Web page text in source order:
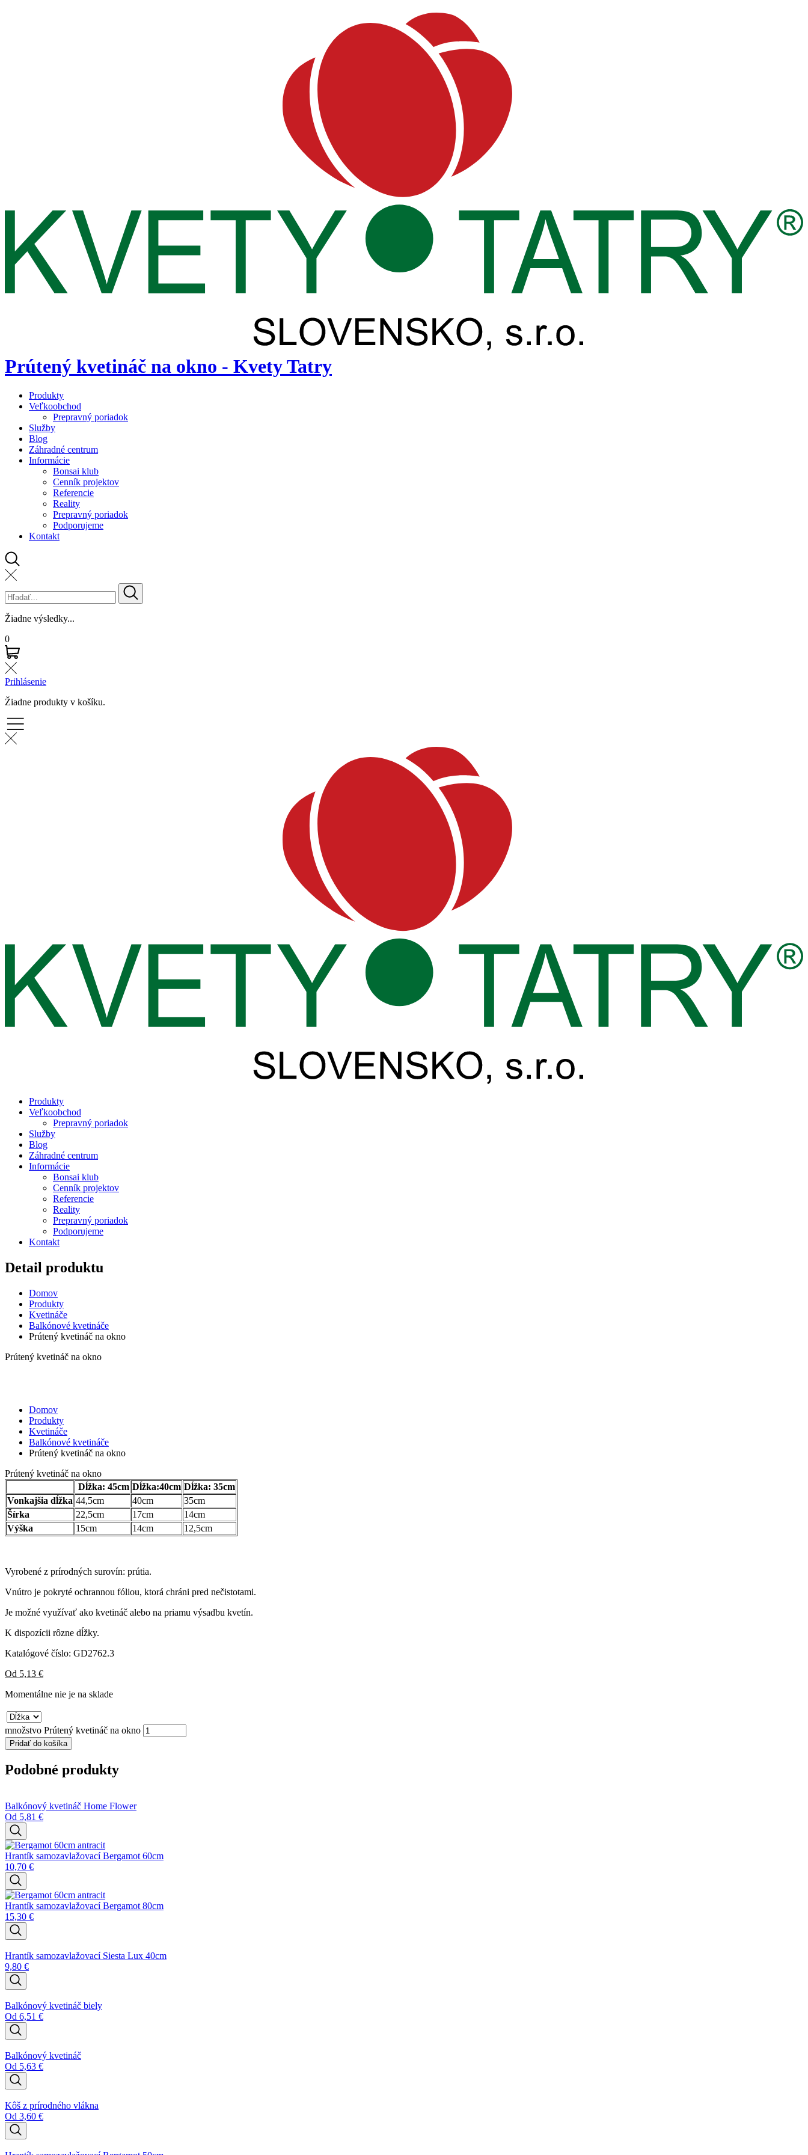
Prútený kvetináč na okno - Kvety Tatry
Produkty
Veľkoobchod
Prepravný poriadok
Služby
Blog
Záhradné centrum
Informácie
Bonsai klub
Cenník projektov
Referencie
Reality
Prepravný poriadok
Podporujeme
Kontakt
Žiadne výsledky...
0
Prihlásenie
Žiadne produkty v košíku.
Produkty
Veľkoobchod
Prepravný poriadok
Služby
Blog
Záhradné centrum
Informácie
Bonsai klub
Cenník projektov
Referencie
Reality
Prepravný poriadok
Podporujeme
Kontakt
Detail produktu
Domov
Produkty
Kvetináče
Balkónové kvetináče
Prútený kvetináč na okno
Prútený kvetináč na okno
Domov
Produkty
Kvetináče
Balkónové kvetináče
Prútený kvetináč na okno
Prútený kvetináč na okno
Dĺžka: 45cm Dĺžka:40cm Dĺžka: 35cm
Vonkajšia dĺžka 44,5cm 40cm
35cm
Šírka
22,5cm 17cm
14cm
Výška
15cm 14cm 12,5cm
Vyrobené z prírodných surovín: prútia.
Vnútro je pokryté ochrannou fóliou, ktorá chráni pred nečistotami.
Je možné využívať ako kvetináč alebo na priamu výsadbu kvetín.
K dispozícii rôzne dĺžky.
Katalógové číslo: GD2762.3
Od 5,13 €
Momentálne nie je na sklade
množstvo Prútený kvetináč na okno
Pridať do košíka
Podobné produkty
Balkónový kvetináč Home Flower
Od 5,81 €
Hrantík samozavlažovací Bergamot 60cm
10,70 €
Hrantík samozavlažovací Bergamot 80cm
15,30 €
Hrantík samozavlažovací Siesta Lux 40cm
9,80 €
Balkónový kvetináč biely
Od 6,51 €
Balkónový kvetináč
Od 5,63 €
Kôš z prírodného vlákna
Od 3,60 €